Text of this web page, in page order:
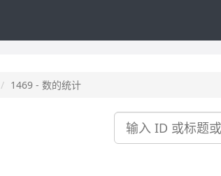
1469 - 数的统计
搜